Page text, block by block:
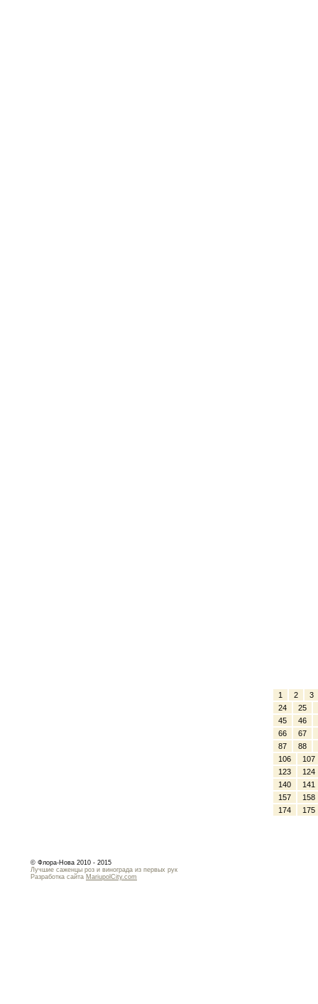
1 2
3
24
25
45
46
66
67
87
88
106
107
123
124
140
141
157
158
174
175
© Флора-Нова 2010 - 2015
Лучшие саженцы роз и винограда из первых рук
Разработка сайта MariupolCity.com